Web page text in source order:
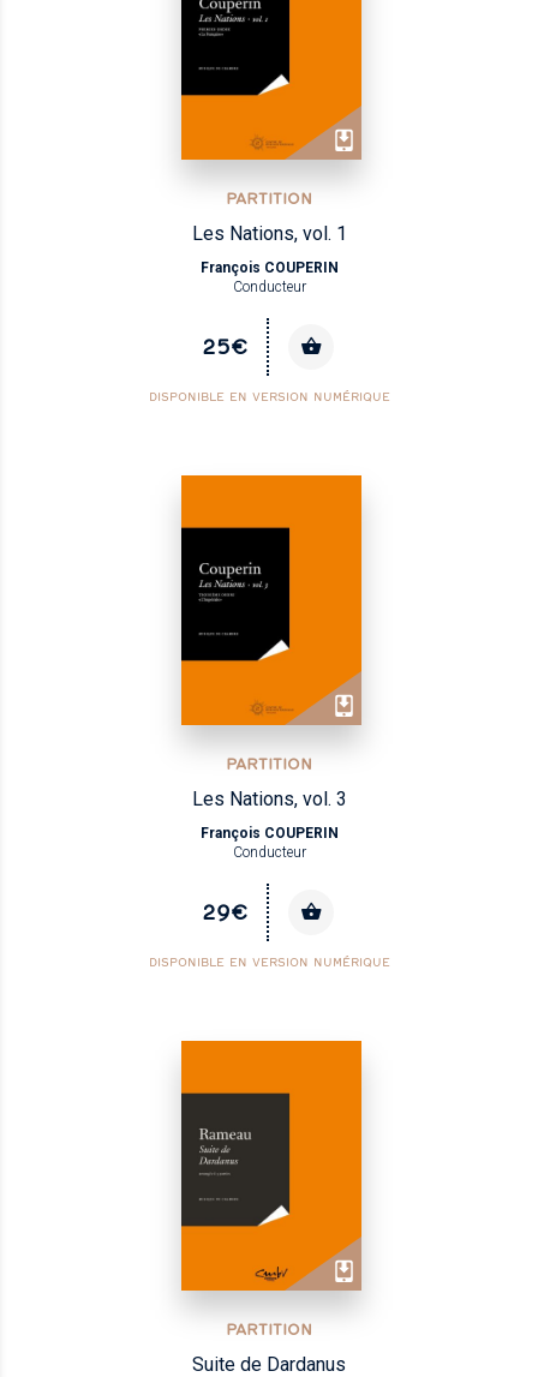
PARTITION
Les Nations, vol. 1
François COUPERIN
Conducteur
25€
DISPONIBLE EN VERSION NUMÉRIQUE
PARTITION
Les Nations, vol. 3
François COUPERIN
Conducteur
29€
DISPONIBLE EN VERSION NUMÉRIQUE
PARTITION
Suite de Dardanus